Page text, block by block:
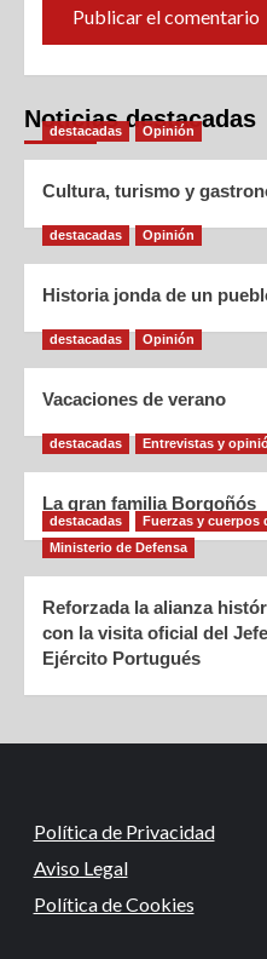
Noticias destacadas
destacadas Opinión
Cultura, turismo y
destacadas Opinión
Historia jonda de un
destacadas Opinión
Vacaciones de verano
destacadas Entrevistas y
La gran familia Borgoñós
destacadas
Fuerzas y cuerpos
Ministerio de Defensa
Reforzada la alianza
con la visita oficial del
Ejército Portugués
Política de Privacidad
Aviso Legal
Política de Cookies